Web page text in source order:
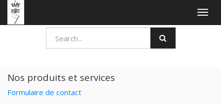
Nos produits et services
Formulaire de contact